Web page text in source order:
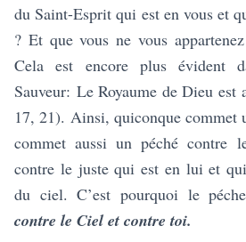
du Saint-Esprit qui est en vous et
? Et que vous ne vous
Cela est encore plus évident
Sauveur: Le Royaume de Dieu est
17, 21). Ainsi, quiconque commet
commet aussi un péché contre
contre le juste qui est en lui et
du ciel. C’est pourquoi le
contre le Ciel et contre toi.